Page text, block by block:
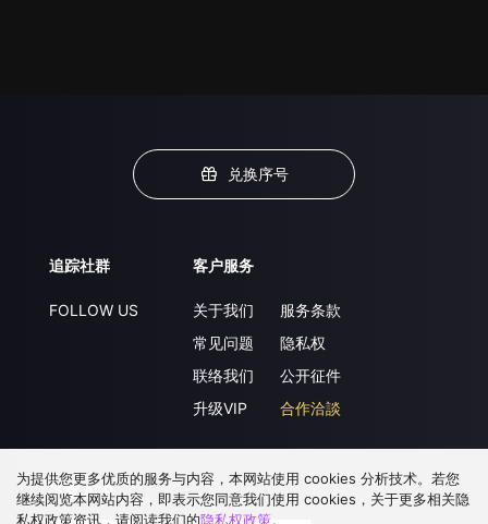
兑换序号
追踪社群
FOLLOW US
客户服务
关于我们
常见问题
联络我们
升级VIP
服务条款
隐私权
公开征件
合作洽談
下载 APP
为提供您更多优质的服务与内容，本网站使用 cookies 分析技术。若您
继续阅览本网站内容，即表示您同意我们使用 cookies，关于更多相关隐
私权政策资讯，请阅读我们的隐私权政策。